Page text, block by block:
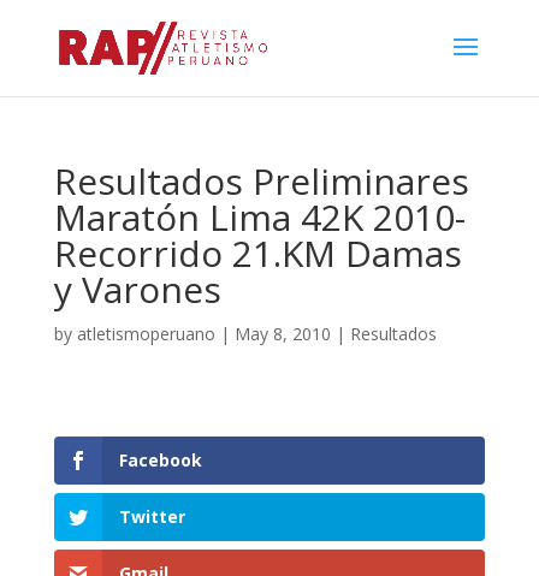
Resultados Preliminares
Maratón Lima 42K 2010-
Recorrido 21.KM Damas
y Varones
by atletismoperuano | May 8, 2010 | Resultados
Facebook
Twitter